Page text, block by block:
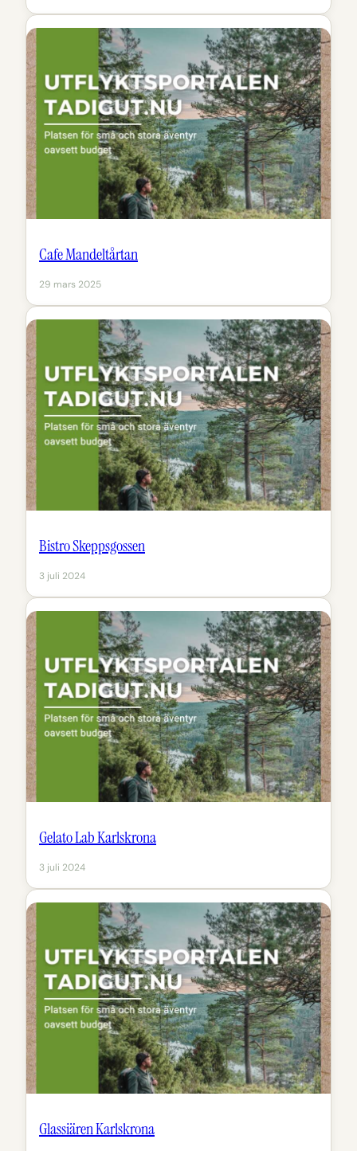
Cafe Mandeltårtan
29 mars 2025
Bistro Skeppsgossen
3 juli 2024
Gelato Lab Karlskrona
3 juli 2024
Glassiären Karlskrona